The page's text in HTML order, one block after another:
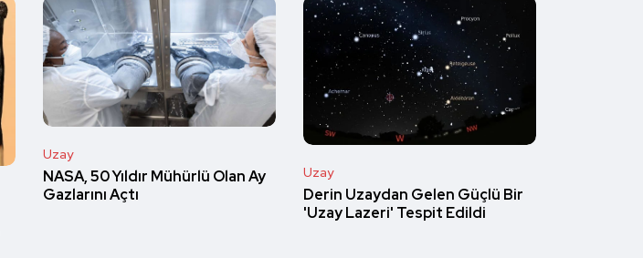
Uzay
NASA, 50 Yıldır Mühürlü Olan Ay
Gazlarını Açtı
Uzay
Derin Uzaydan Gelen Güçlü Bir
'Uzay Lazeri' Tespit Edildi